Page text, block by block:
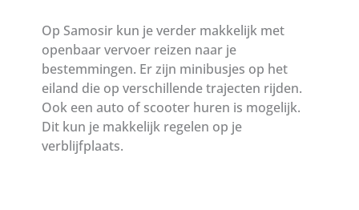
Op Samosir kun je verder makkelijk met
openbaar vervoer reizen naar je
bestemmingen. Er zijn minibusjes op het
eiland die op verschillende trajecten rijden.
Ook een auto of scooter huren is mogelijk.
Dit kun je makkelijk regelen op je
verblijfplaats.